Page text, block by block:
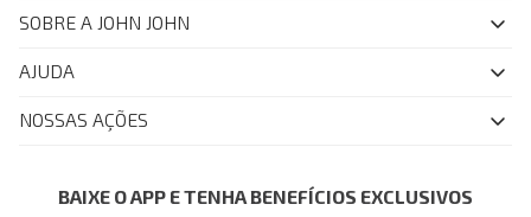
SOBRE A JOHN JOHN
Quem Somos
John John Club
Painel de Privacidade
AJUDA
FAQ
NOSSAS AÇÕES
Azul Fidelidade
BAIXE O APP E TENHA BENEFÍCIOS EXCLUSIVOS